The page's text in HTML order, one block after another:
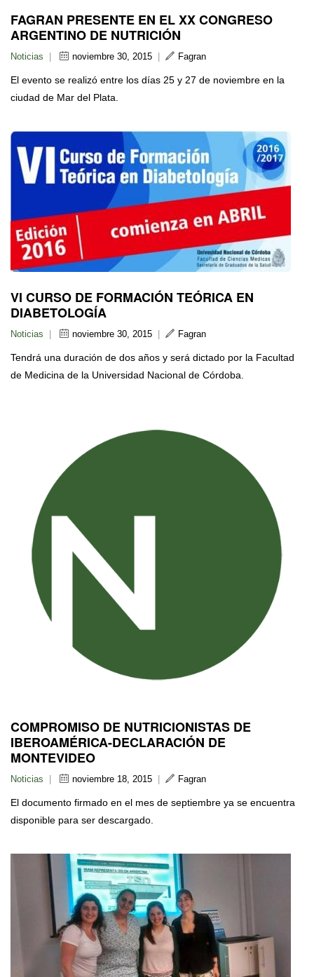
FAGRAN PRESENTE EN EL XX CONGRESO
ARGENTINO DE NUTRICIÓN
Noticias noviembre 30, 2015 Fagran
El evento se realizó entre los días 25 y 27 de noviembre en la
ciudad de Mar del Plata.
VI CURSO DE FORMACIÓN TEÓRICA EN
DIABETOLOGÍA
Noticias noviembre 30, 2015 Fagran
Tendrá una duración de dos años y será dictado por la Facultad
de Medicina de la Universidad Nacional de Córdoba.
COMPROMISO DE NUTRICIONISTAS DE
IBEROAMÉRICA-DECLARACIÓN DE
MONTEVIDEO
Noticias noviembre 18, 2015 Fagran
El documento firmado en el mes de septiembre ya se encuentra
disponible para ser descargado.